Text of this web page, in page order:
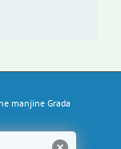
manjine Grada